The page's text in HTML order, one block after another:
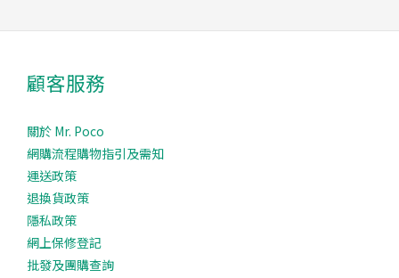
顧客服務
關於 Mr. Poco
網購流程購物指引及需知
運送政策
退換貨政策
隱私政策
網上保修登記
批發及團購查詢